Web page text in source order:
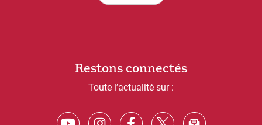
Restons connectés
Toute l’actualité sur :